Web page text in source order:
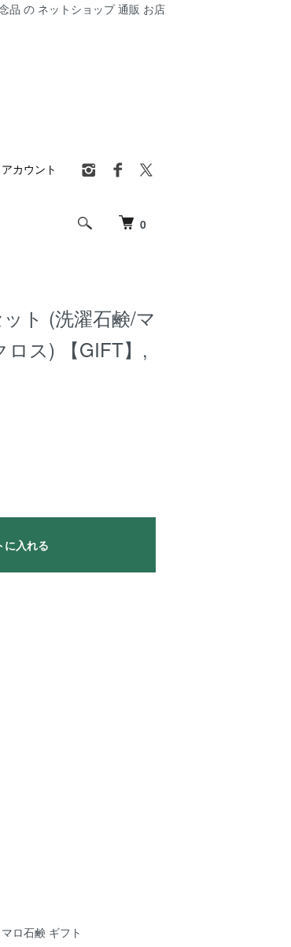
品 の ネットショップ 通販 お店
0
カウント
ト (洗濯石鹸/マ
ロス) 【GIFT】,
に入れる
ロ石鹸 ギフト